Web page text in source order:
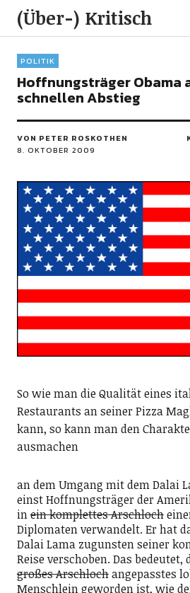
(Über-) Kritisch
POLITIK
Hoffnungsträger Obama
schnellen Abstieg
VON PETER ROSKOTHEN
8. OKTOBER 2009
So wie man die Qualität eines
Restaurants an seiner Pizza
kann, so kann man den
ausmachen
an dem Umgang mit dem Dalai
einst Hoffnungsträger der
inein komplettes Arschloch
Diplomaten verwandelt. Er hat
Dalai Lama zugunsten seiner
Reise verschoben. Das bedeutet,
großes Arschlochangepasstes
Menschlein geworden ist, wie